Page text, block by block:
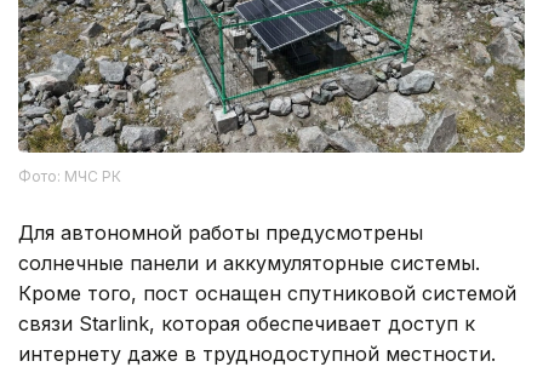
Фото: МЧС РК
Для автономной работы предусмотрены
солнечные панели и аккумуляторные системы.
Кроме того, пост оснащен спутниковой системой
связи Starlink, которая обеспечивает доступ к
интернету даже в труднодоступной местности.